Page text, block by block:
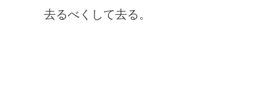
去るべくして去る。